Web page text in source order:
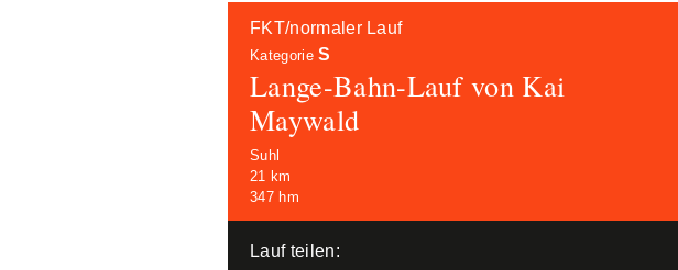
FKT/normaler Lauf
Kategorie S
Lange-Bahn-Lauf von Kai
Maywald
Suhl
21 km
347 hm
Lauf teilen: